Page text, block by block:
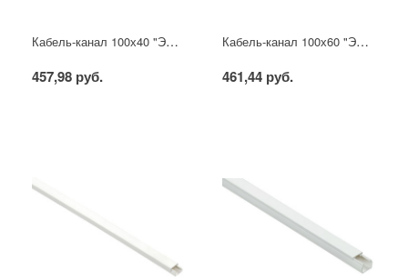
Кабель-канал 100х40 "ЭЛЕКОР" белый (8м) IEK
457,98 руб.
Кабель-канал 100х60 "ЭЛЕКОР" белый (8м) IEK
461,44 руб.